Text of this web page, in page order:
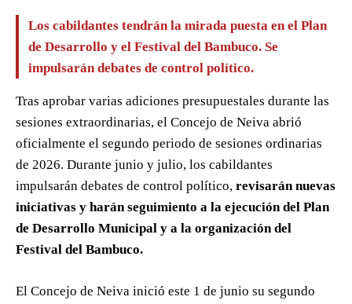
Los cabildantes tendrán la mirada puesta en el Plan
de Desarrollo y el Festival del Bambuco. Se
impulsarán debates de control político.
Tras aprobar varias adiciones presupuestales durante las
sesiones extraordinarias, el Concejo de Neiva abrió
oficialmente el segundo periodo de sesiones ordinarias
de 2026. Durante junio y julio, los cabildantes
impulsarán debates de control político, revisarán nuevas
iniciativas y harán seguimiento a la ejecución del Plan
de Desarrollo Municipal y a la organización del
Festival del Bambuco.
El Concejo de Neiva inició este 1 de junio su segundo